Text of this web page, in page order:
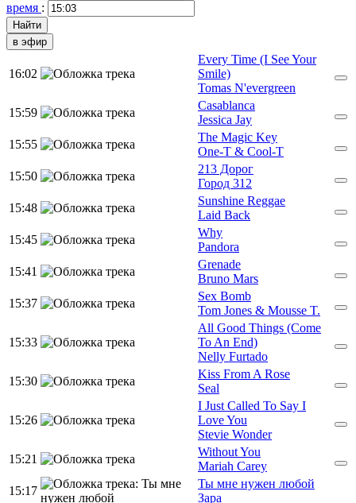
время :
в эфир
16:02
Every Time (I See Your
Smile)
Tomas N'evergreen
15:59
Casablanca
Jessica Jay
15:55
The Magic Key
One-T & Cool-T
15:50
213 Дорог
Город 312
15:48
Sunshine Reggae
Laid Back
15:45
Why
Pandora
15:41
Grenade
Bruno Mars
15:37
Sex Bomb
Tom Jones & Mousse T.
15:33
All Good Things (Come
To An End)
Nelly Furtado
15:30
Kiss From A Rose
Seal
15:26
I Just Called To Say I
Love You
Stevie Wonder
15:21
Without You
Mariah Carey
15:17
Ты мне нужен любой
Зара